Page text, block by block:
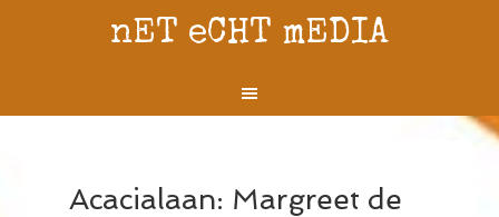
nET eCHT mEDIA
Acacialaan: Margreet de